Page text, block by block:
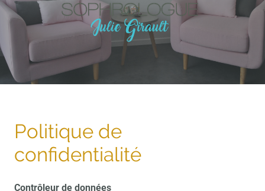
Politique de
confidentialité
Contrôleur de données